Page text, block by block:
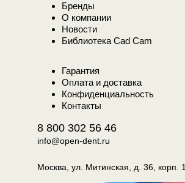
Бренды
О компании
Новости
Библиотека Cad Cam
Гарантия
Оплата и доставка
Конфиденциальность
Контакты
8 800 302 56 46
info@open-dent.ru
Москва, ул. Митинская, д. 36, корп. 1